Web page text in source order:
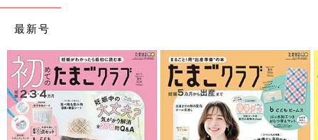
今回は3COINSの水遊びグッズをご紹介しました。どれも楽しそ
うなアイテムばかりで夏が待ち遠しくなりますね！人気アイテム
は早々に売り切れてしまうので、気になるものがあれば早めに店
舗やオンラインショップで探してみてください♪
(文：mayu)
●記事内の価格はすべて税込み、2023年4月時点のものです。
最新号